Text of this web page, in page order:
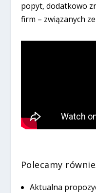
popyt, dodatkowo
firm – związanych
Polecamy
Aktualna